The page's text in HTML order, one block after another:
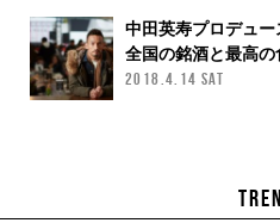
中田英寿プロデュ
全国の銘酒と最高
2018.4.14 SAT